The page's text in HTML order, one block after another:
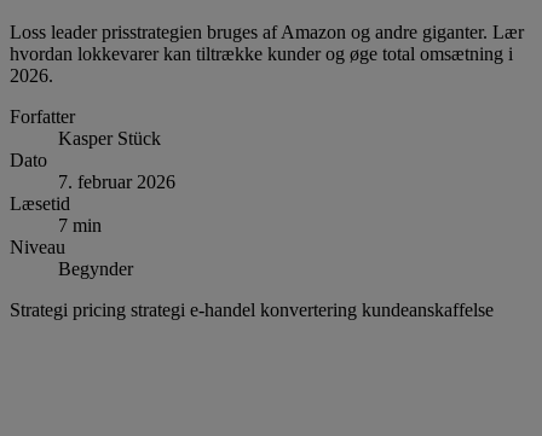
Loss leader prisstrategien bruges af Amazon og andre giganter. Lær
hvordan lokkevarer kan tiltrække kunder og øge total omsætning i
2026.
Forfatter
Kasper Stück
Dato
7. februar 2026
Læsetid
7 min
Niveau
Begynder
Strategi pricing strategi e-handel konvertering kundeanskaffelse